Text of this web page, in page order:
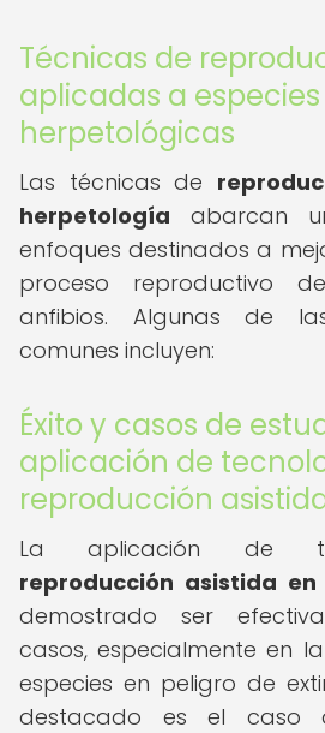
Técnicas de
aplicadas a especies
herpetológicas
Las técnicas de
herpetología abarcan
enfoques destinados a
proceso reproductivo
anfibios. Algunas de
comunes incluyen:
Éxito y casos de
aplicación de
reproducción
La aplicación de
reproducción asistida
demostrado ser
casos, especialmente en
especies en peligro de
destacado es el caso